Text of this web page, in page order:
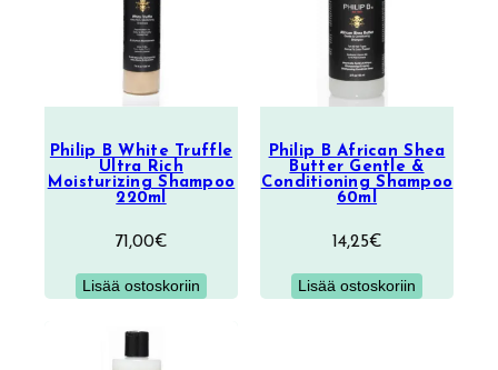
Philip B White Truffle
Ultra Rich
Moisturizing Shampoo
220ml
71,00€
Lisää ostoskoriin
Philip B African Shea
Butter Gentle &
Conditioning Shampoo
60ml
14,25€
Lisää ostoskoriin